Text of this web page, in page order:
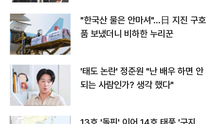
"한국산 물은 안마셔"…日 지진 구호
품 보냈더니 비하한 누리꾼
'태도 논란' 정준원 "난 배우 하면 안
되는 사람인가? 생각 했다"